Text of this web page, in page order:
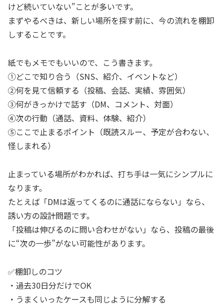
けど続いていない”ことが多いです。
まずやるべきは、新しい場所を探す前に、今の流れを棚卸
しすることです。
紙でもメモでもいいので、こう書きます。
①どこで知り合う（SNS、紹介、イベントなど）
②何を見て信頼する（投稿、会話、実績、雰囲気）
③何がきっかけで話す（DM、コメント、対面）
④次の行動（通話、資料、体験、紹介）
⑤ここで止まるポイント（既読スルー、予定が合わない、
怪しまれる）
止まっている場所がわかれば、打ち手は一気にシンプルに
なります。
たとえば「DMは返ってくるのに通話にならない」なら、
誘い方の設計問題です。
「投稿は伸びるのに問い合わせがない」なら、投稿の最後
に“次の一歩”がない可能性があります。
✅棚卸しのコツ
・過去30日分だけでOK
・うまくいったケースも同じように分解する